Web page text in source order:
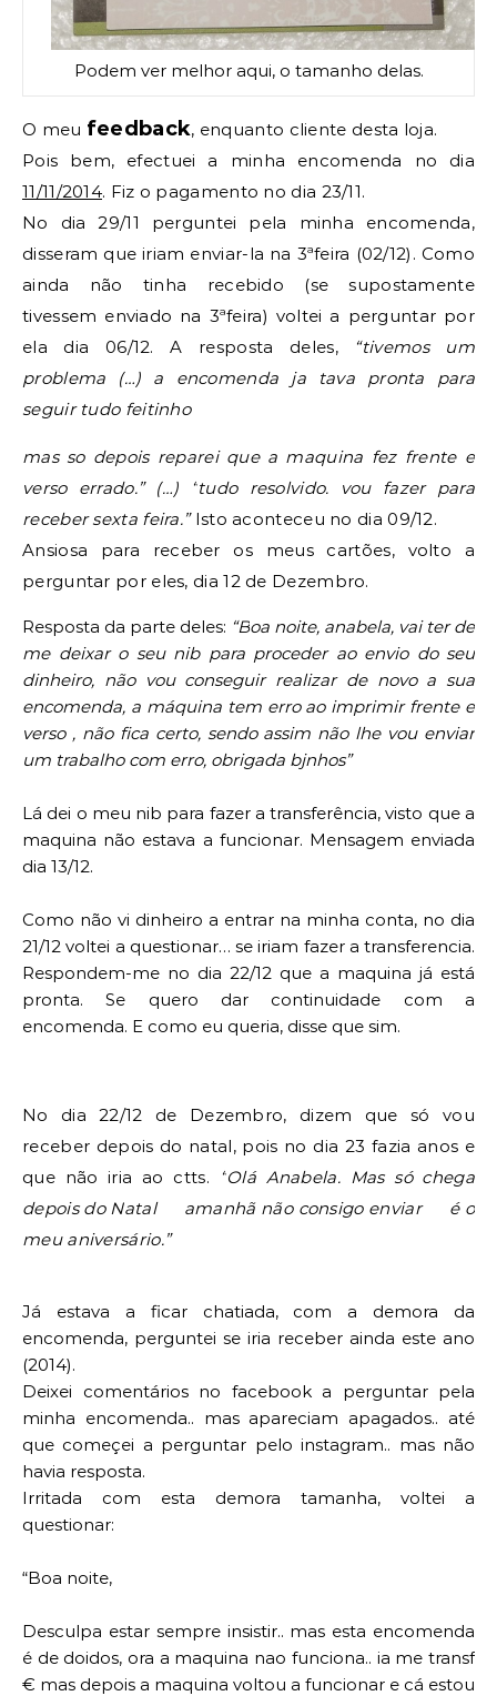
Podem ver melhor aqui, o tamanho delas.
O meu feedback, enquanto cliente desta loja.
Pois bem, efectuei a minha encomenda no dia
11/11/2014. Fiz o pagamento no dia 23/11.
No dia 29/11 perguntei pela minha encomenda,
disseram que iriam enviar-la na 3ªfeira (02/12). Como
ainda não tinha recebido (se supostamente
tivessem enviado na 3ªfeira) voltei a perguntar por
ela dia 06/12. A resposta deles,
“tivemos um
problema (…)
a encomenda ja tava pronta para
seguir tudo feitinho
mas so depois reparei que a maquina fez frente e
verso errado.” (…) “tudo resolvido.
vou fazer para
receber sexta feira.” Isto aconteceu no dia 09/12.
Ansiosa para receber os meus cartões, volto a
perguntar por eles, dia 12 de Dezembro.
Resposta da parte deles: “Boa noite, anabela, vai ter de
me deixar o seu nib para proceder ao envio do seu
dinheiro, não vou conseguir realizar de novo a sua
encomenda, a máquina tem erro ao imprimir frente e
verso , não fica certo, sendo assim não lhe vou enviar
um trabalho com erro, obrigada bjnhos”
Lá dei o meu nib para fazer a transferência, visto que a
maquina não estava a funcionar. Mensagem enviada
dia 13/12.
Como não vi dinheiro a entrar na minha conta, no dia
21/12 voltei a questionar… se iriam fazer a transferencia.
Respondem-me no dia 22/12 que a maquina já está
pronta. Se quero dar continuidade com a
encomenda. E como eu queria, disse que sim.
No dia 22/12 de Dezembro, dizem que só vou
receber depois do natal, pois no dia 23 fazia anos e
que não iria ao ctts.
“Olá Anabela. Mas só chega
depois do Natal
amanhã não consigo enviar
é o
meu aniversário.”
Já estava a ficar chatiada, com a demora da
encomenda, perguntei se iria receber ainda este ano
(2014).
Deixei comentários no facebook a perguntar pela
minha encomenda.. mas apareciam apagados.. até
que começei a perguntar pelo instagram.. mas não
havia resposta.
Irritada com esta demora tamanha, voltei a
questionar:
“Boa noite,
Desculpa estar sempre insistir.. mas esta encomenda
é de doidos, ora a maquina nao funciona.. ia me transf
€ mas depois a maquina voltou a funcionar e cá estou